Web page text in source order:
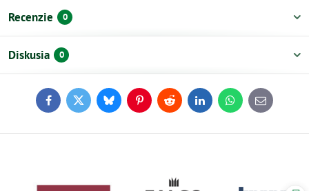
Recenzie 0
Diskusia 0
FacebookTwitterBlueskyPinterestReddit LinkedInWhatsApp
E-
mail